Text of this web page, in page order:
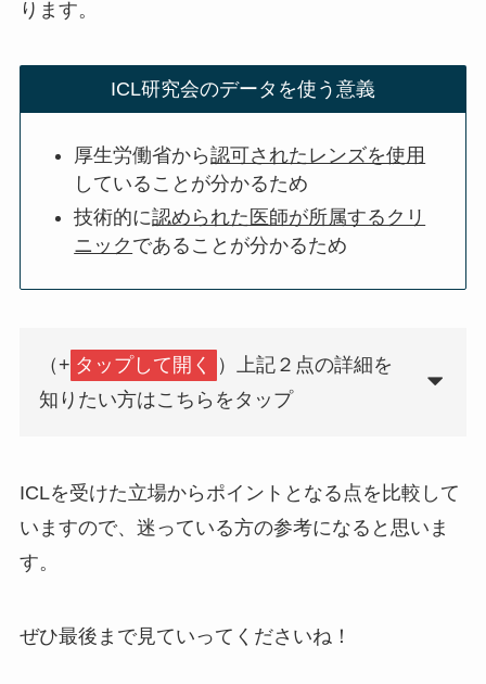
ります。
ICL研究会のデータを使う意義
厚生労働省から認可されたレンズを使用
していることが分かるため
技術的に認められた医師が所属するクリ
ニック であることが分かるため
（+ タップして開く
）上記２点の詳細を
知りたい方はこちらをタップ
ICLを受けた立場からポイントとなる点を比較して
いますので、迷っている方の参考になると思いま
す。
ぜひ最後まで見ていってくださいね！